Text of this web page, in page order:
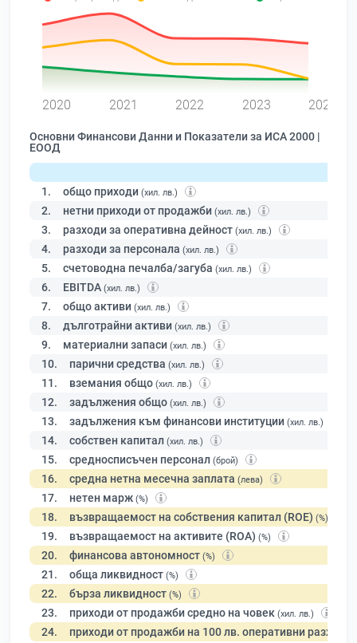
2020 2021 2022 2023 2024
Основни Финансови Данни и Показатели за ИСА 2000 |
ЕООД
1. общо приходи (хил. лв.)
2. нетни приходи от продажби (хил. лв.)
3. разходи за оперативна дейност (хил. лв.)
4. разходи за персонала (хил. лв.)
5. счетоводна печалба/загуба (хил. лв.)
6. EBITDA (хил. лв.)
7. общо активи (хил. лв.)
8. дълготрайни активи (хил. лв.)
9. материални запаси (хил. лв.)
10. парични средства (хил. лв.)
11. вземания общо (хил. лв.)
12. задължения общо (хил. лв.)
13. задължения към финансови институции (хил. лв.)
14. собствен капитал (хил. лв.)
15. средносписъчен персонал (брой)
16. средна нетна месечна заплата (лева)
17. нетен марж (%)
18. възвращаемост на собствения капитал (ROE) (%)
19. възвращаемост на активите (ROA) (%)
20. финансова автономност (%)
21. обща ликвидност (%)
22. бърза ликвидност (%)
23. приходи от продажби средно на човек (хил. лв.)
24. приходи от продажби на 100 лв. оперативни разходи